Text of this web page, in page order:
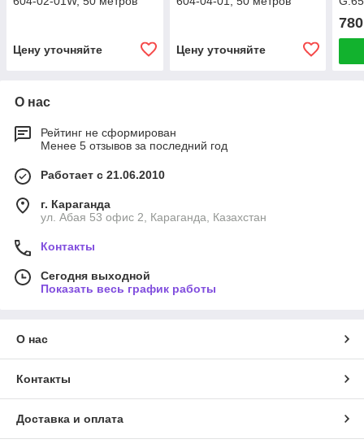
Цену уточняйте Цену уточняйте
780
О нас
Рейтинг не сформирован
Менее 5 отзывов за последний год
Работает с 21.06.2010
г. Караганда
ул. Абая 53 офис 2, Караганда, Казахстан
Контакты
Сегодня выходной
Показать весь график работы
О нас
Контакты
Доставка и оплата